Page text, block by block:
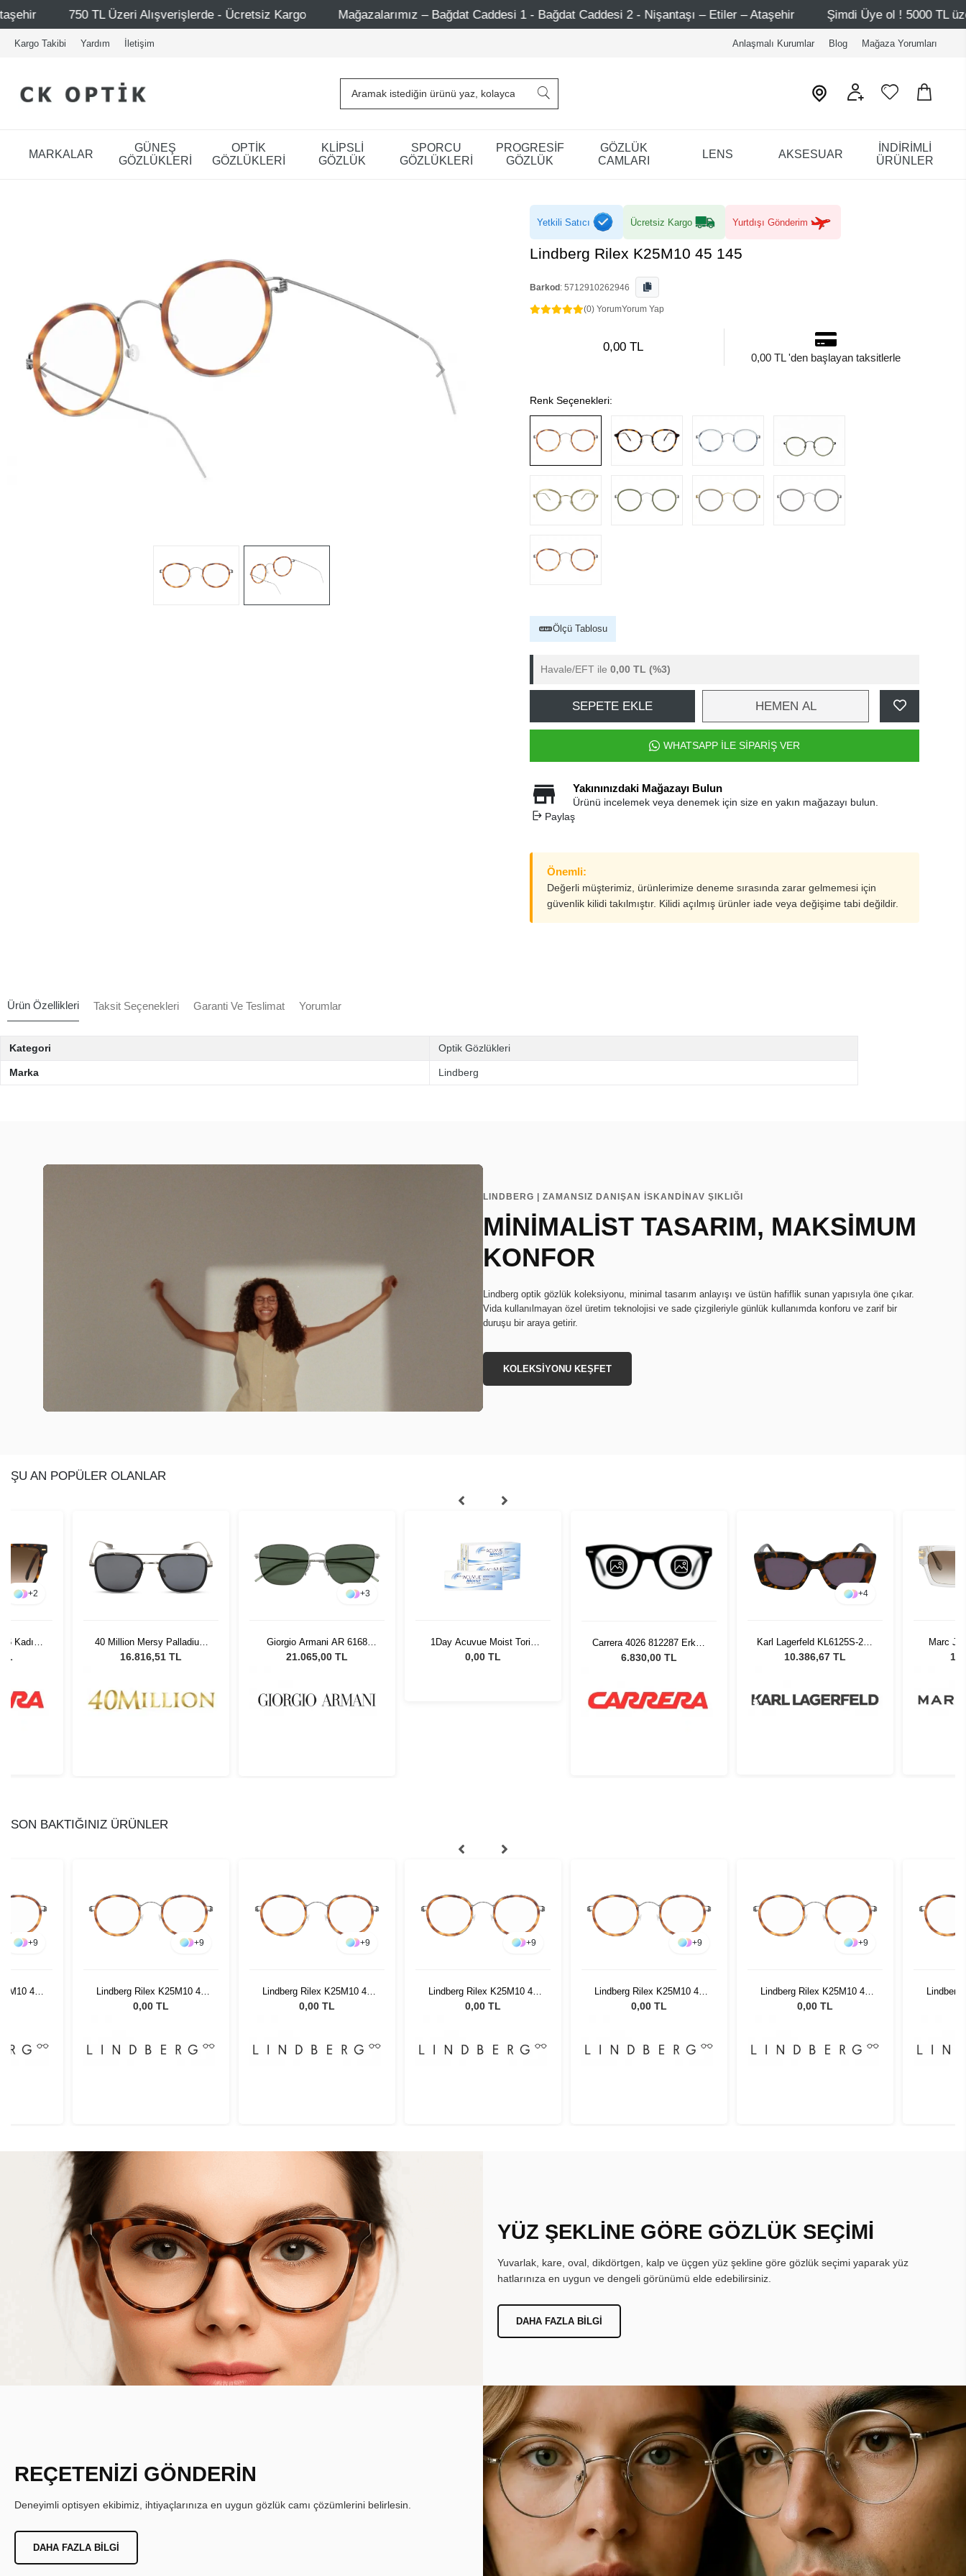
- Ücretsiz Kargo Mağazalarımız – Bağdat Caddesi 1 - Bağdat Caddesi 2 - Nişantaşı – Etiler – Ataşehir Şimdi Üye ol ! 5000 TL üzeri ilk alışverişinde 500
Kargo Takibi Yardım İletişim Anlaşmalı Kurumlar Blog Mağaza Yorumları
MARKALAR
GÜNEŞ
GÖZLÜKLERİ
OPTİK
GÖZLÜKLERİ
KLİPSLİ
GÖZLÜK
SPORCU
GÖZLÜKLERİ
PROGRESİF
GÖZLÜK
GÖZLÜK
CAMLARI
LENS AKSESUAR
İNDİRİMLİ
ÜRÜNLER
Yetkili Satıcı Ücretsiz Kargo Yurtdışı Gönderim
Lindberg Rilex K25M10 45 145
Barkod : 5712910262946
(0) YorumYorum Yap
0,00 TL
0,00 TL 'den başlayan taksitlerle
Renk Seçenekleri:
Ölçü Tablosu
Havale/EFT ile 0,00 TL (%3)
SEPETE EKLE HEMEN AL
WHATSAPP İLE SİPARİŞ VER
Yakınınızdaki Mağazayı Bulun
Ürünü incelemek veya denemek için size en yakın mağazayı bulun.
Paylaş
Önemli:
Değerli müşterimiz, ürünlerimize deneme sırasında zarar gelmemesi için
güvenlik kilidi takılmıştır. Kilidi açılmış ürünler iade veya değişime tabi değildir.
Ürün Özellikleri Taksit Seçenekleri Garanti Ve Teslimat Yorumlar
Kategori Optik Gözlükleri
Marka Lindberg
LINDBERG | ZAMANSIZ DANIŞAN İSKANDİNAV ŞIKLIĞI
MİNİMALİST TASARIM, MAKSİMUM
KONFOR
Lindberg optik gözlük koleksiyonu, minimal tasarım anlayışı ve üstün hafiflik sunan yapısıyla öne çıkar.
Vida kullanılmayan özel üretim teknolojisi ve sade çizgileriyle günlük kullanımda konforu ve zarif bir
duruşu bir araya getirir.
KOLEKSİYONU KEŞFET
ŞU AN POPÜLER OLANLAR
+2
Kadın
40 Million Mersy Palladium
Grey Matte Black 610
16.816,51 TL
+3
Giorgio Armani AR 6168
300371 - 54 Unisex Güneş
21.065,00 TL
1Day Acuvue Moist Toric
İndirimli Lens Seti 6 kutu
0,00 TL
Carrera 4026 812287 Erkek
Güneş Gözlüğü
6.830,00 TL
+4
Karl Lagerfeld KL6125S-234
Kadın Güneş Gözlüğü
10.386,67 TL
Marc
900HA
SON BAKTIĞINIZ ÜRÜNLER
+9
45
+9
Lindberg Rilex K25M10 45
145
0,00 TL
+9
Lindberg Rilex K25M10 45
145
0,00 TL
+9
Lindberg Rilex K25M10 45
145
0,00 TL
+9
Lindberg Rilex K25M10 45
145
0,00 TL
+9
Lindberg Rilex K25M10 45
145
0,00 TL
Lindberg
YÜZ ŞEKLİNE GÖRE GÖZLÜK SEÇİMİ
Yuvarlak, kare, oval, dikdörtgen, kalp ve üçgen yüz şekline göre gözlük seçimi yaparak yüz
hatlarınıza en uygun ve dengeli görünümü elde edebilirsiniz.
DAHA FAZLA BILGI
REÇETENİZİ GÖNDERİN
Deneyimli optisyen ekibimiz, ihtiyaçlarınıza en uygun gözlük camı çözümlerini belirlesin.
DAHA FAZLA BILGI